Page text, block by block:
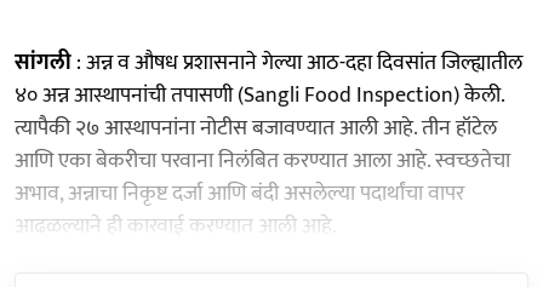
सांगली: अन्न व औषध प्रशासनाने गेल्या आठ-दहा दिवसांत जिल्ह्यातील
४० अन्न आस्थापनांची तपासणी (Sangli Food Inspection) केली.
त्यापैकी २७ आस्थापनांना नोटीस बजावण्यात आली आहे. तीन हॉटेल
आणि एका बेकरीचा परवाना निलंबित करण्यात आला आहे. स्वच्छतेचा
अभाव, अन्नाचा निकृष्ट दर्जा आणि बंदी असलेल्या पदार्थांचा वापर
आढळल्याने ही कारवाई करण्यात आली आहे.